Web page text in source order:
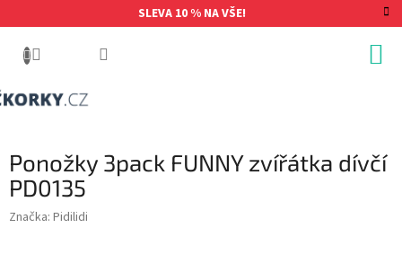
na
SLEVA 10 % NA VŠE!
Ponožky 3pack FUNNY zvířátka dívčí
PD0135
Značka: Pidilidi